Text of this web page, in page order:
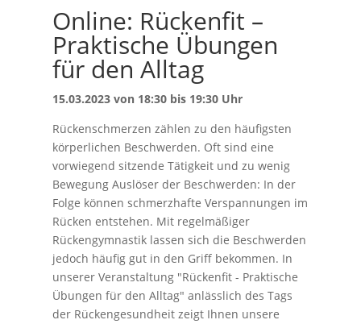
Online: Rückenfit –
Praktische Übungen
für den Alltag
15.03.2023 von 18:30 bis 19:30 Uhr
Rückenschmerzen zählen zu den häufigsten
körperlichen Beschwerden. Oft sind eine
vorwiegend sitzende Tätigkeit und zu wenig
Bewegung Auslöser der Beschwerden: In der
Folge können schmerzhafte Verspannungen im
Rücken entstehen. Mit regelmäßiger
Rückengymnastik lassen sich die Beschwerden
jedoch häufig gut in den Griff bekommen. In
unserer Veranstaltung "Rückenfit - Praktische
Übungen für den Alltag" anlässlich des Tags
der Rückengesundheit zeigt Ihnen unsere